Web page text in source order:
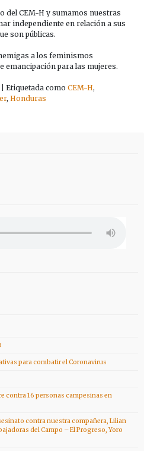
del CEM-H y sumamos nuestras
independiente en relación a sus
son públicas.
a los feminismos
emancipación para las mujeres.
Etiquetada como CEM-H,
, Honduras
para combatir el Coronavirus
contra 16 personas campesinas en
contra nuestra compañera, Lilian
del Campo – El Progreso, Yoro